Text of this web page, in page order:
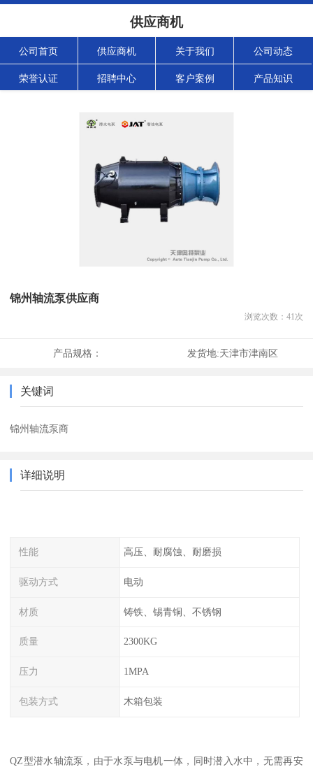
供应商机
公司首页 供应商机 关于我们 公司动态
荣誉认证 招聘中心 客户案例 产品知识
锦州轴流泵供应商
浏览次数： 41次
产品规格： 发货地:天津市津南区
关键词
锦州轴流泵商
详细说明
性能 高压、耐腐蚀、耐磨损
驱动方式 电动
材质 铸铁、锡青铜、不锈钢
质量 2300KG
压力 1MPA
包装方式 木箱包装
QZ型潜水轴流泵，由于水泵与电机一体，同时潜入水中，无需再安